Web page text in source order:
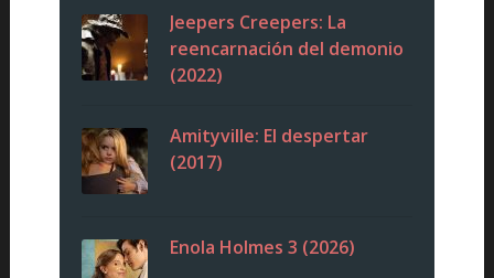
Jeepers Creepers: La
reencarnación del demonio
(2022)
Amityville: El despertar
(2017)
Enola Holmes 3 (2026)